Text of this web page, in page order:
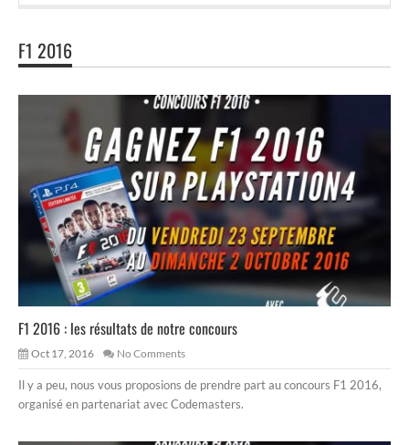
F1 2016
F1 2016 : les résultats de notre concours
Oct 17, 2016 No Comments
Il y a peu, nous vous proposions de prendre part au concours F1 2016,
organisé en partenariat avec Codemasters.